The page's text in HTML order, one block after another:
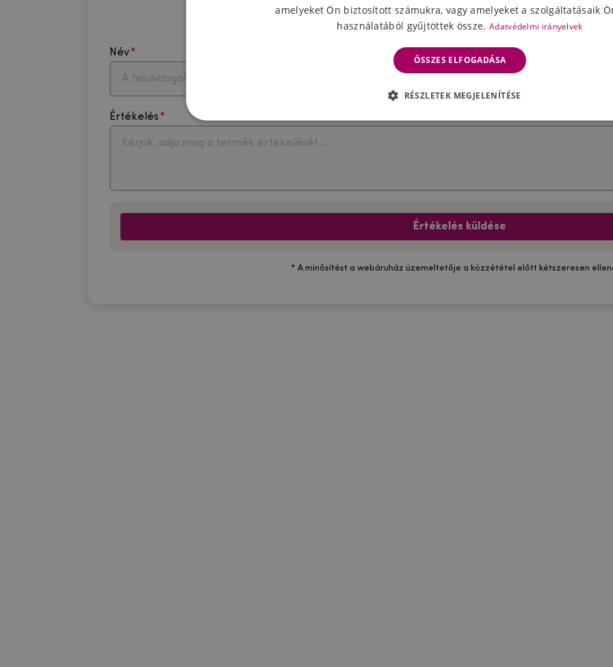
A termék értékelése
Név Válassza ki a csillagok számát
Értékelés
Értékelés küldése
* A minősítést a webáruház üzemeltetője a közzététel előtt kétszeresen
amelyeket Ön biztosított számukra, vagy amelyeket a szolgáltatásaik
használatából gyűjtöttek össze. Adatvédelmi irányelvek
ÖSSZES ELFOGADÁSA
RÉSZLETEK MEGJELENÍTÉSE